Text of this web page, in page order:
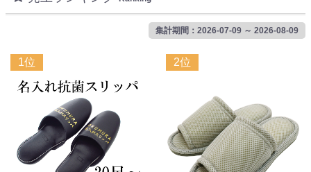
集計期間：2026-07-09 ～ 2026-08-09
1位 2位